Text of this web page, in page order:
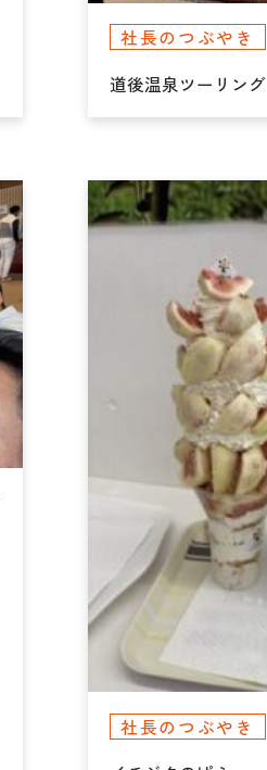
社長のつぶやき
道後温泉ツーリング
社長のつぶやき